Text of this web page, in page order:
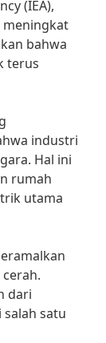
(IEA),
meningkat
bahwa
terus
industri
Hal ini
rumah
utama
dari
satu